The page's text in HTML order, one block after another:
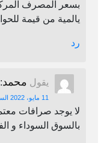
بسعر المصرف
يالمية من قيمة
رد
يقول محمد:
11 مايو، 2022 الساعة 5:36 م
لا يوجد صرافات
بالسوق السوداء و